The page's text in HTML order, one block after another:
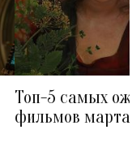
Топ-5 самых
фильмов